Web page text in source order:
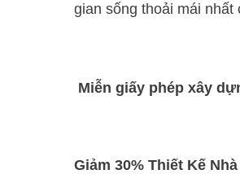
gian sống thoải mái nhất
Miễn giấy phép xây
Giảm 30% Thiết Kế